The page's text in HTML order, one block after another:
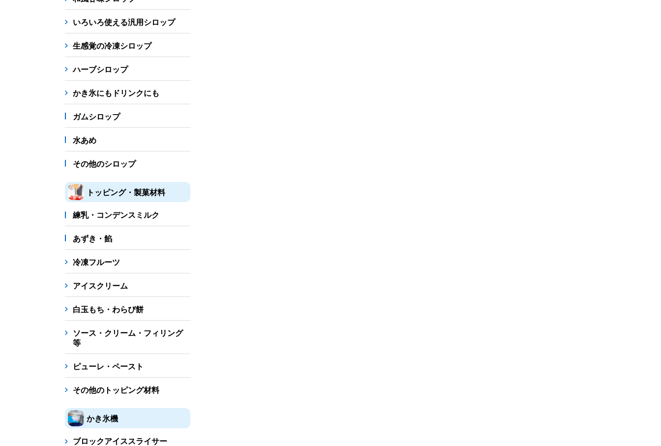
シロップ 冷凍フルーツ ドリンクカップ・ストロー
備品
蜜かけシャワー・レードル
販促
氷旗 のぼり 横幕
かき氷書籍
かき氷コレクション
いろいろ使える汎用シロップ
生感覚の冷凍シロップ
ハーブシロップ
かき氷にもドリンクにも
ガムシロップ
水あめ
その他のシロップ
トッピング・製菓材料
練乳・コンデンスミルク
あずき・餡
冷凍フルーツ
アイスクリーム
白玉もち・わらび餅
ソース・クリーム・フィリング
等
ピューレ・ペースト
その他のトッピング材料
かき氷機
ブロックアイススライサー